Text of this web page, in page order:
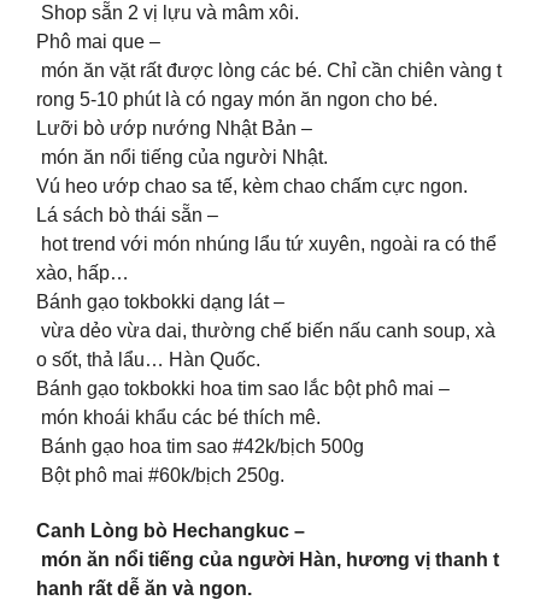
Shop sẵn 2 vị lựu và mâm xôi.
Phô mai que –
món ăn vặt rất được lòng các bé. Chỉ cần chiên vàng t
rong 5-10 phút là có ngay món ăn ngon cho bé.
Lưỡi bò ướp nướng Nhật Bản –
món ăn nổi tiếng của người Nhật.
Vú heo ướp chao sa tế, kèm chao chấm cực ngon.
Lá sách bò thái sẵn –
hot trend với món nhúng lẩu tứ xuyên, ngoài ra có thể
xào, hấp…
Bánh gạo tokbokki dạng lát –
vừa dẻo vừa dai, thường chế biến nấu canh soup, xà
o sốt, thả lẩu… Hàn Quốc.
Bánh gạo tokbokki hoa tim sao lắc bột phô mai –
món khoái khẩu các bé thích mê.
Bánh gạo hoa tim sao #42k/bịch 500g
Bột phô mai #60k/bịch 250g.
Canh Lòng bò Hechangkuc –
món ăn nổi tiếng của người Hàn, hương vị thanh t
hanh rất dễ ăn và ngon.